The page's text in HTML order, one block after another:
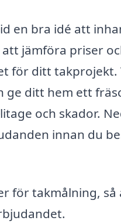
en bra idé att
jämföra priser
för ditt takprojekt.
ge ditt hem ett
och skador.
innan du
för takmålning,